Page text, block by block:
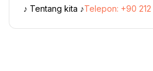
♪ Tentang kita ♪Telepon: +90